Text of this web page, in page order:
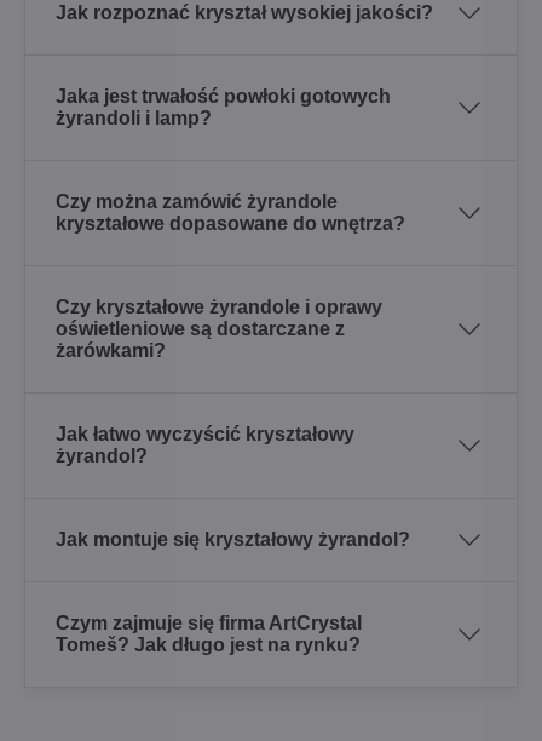
Jak rozpoznać kryształ wysokiej jakości?
Jaka jest trwałość powłoki gotowych
żyrandoli i lamp?
Czy można zamówić żyrandole
kryształowe dopasowane do wnętrza?
Czy kryształowe żyrandole i oprawy
oświetleniowe są dostarczane z
żarówkami?
Jak łatwo wyczyścić kryształowy
żyrandol?
Jak montuje się kryształowy żyrandol?
Czym zajmuje się firma ArtCrystal
Tomeš? Jak długo jest na rynku?